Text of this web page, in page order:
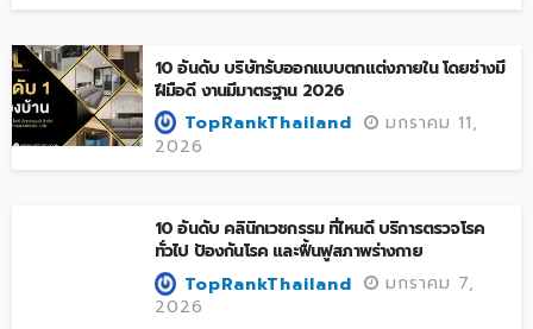
10 อันดับ บริษัทรับออกแบบตกแต่งภายใน โดยช่างมี
ฝีมือดี งานมีมาตรฐาน 2026
TopRankThailand
มกราคม 11,
2026
10 อันดับ คลินิกเวชกรรม ที่ไหนดี บริการตรวจโรค
ทั่วไป ป้องกันโรค และฟื้นฟูสภาพร่างกาย
TopRankThailand
มกราคม 7,
2026